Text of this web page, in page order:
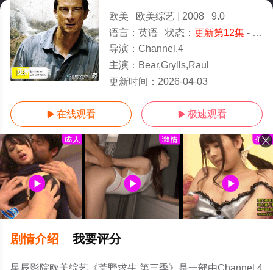
更新第12集
欧美 欧美综艺 2008
9.0
语言： 英语 状态： 更新第12集- 免费在线观看
导演： Channel,4
主演： Bear,Grylls,Raul
更新时间： 2026-04-03
 在线观看  极速观看
剧情介绍 我要评分
星辰影院欧美综艺《荒野求生 第三季》是一部由Channel,4